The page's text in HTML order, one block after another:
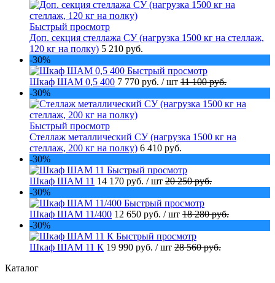
Быстрый просмотр
Доп. секция стеллажа СУ (нагрузка 1500 кг на стеллаж,
120 кг на полку) 5 210 руб.
-30%
Быстрый просмотр
Шкаф ШАМ 0,5 400 7 770 руб. / шт 11 100 руб.
-30%
Быстрый просмотр
Стеллаж металлический СУ (нагрузка 1500 кг на
стеллаж, 200 кг на полку) 6 410 руб.
-30%
Быстрый просмотр
Шкаф ШАМ 11 14 170 руб. / шт 20 250 руб.
-30%
Быстрый просмотр
Шкаф ШАМ 11/400 12 650 руб. / шт 18 280 руб.
-30%
Быстрый просмотр
Шкаф ШАМ 11 К 19 990 руб. / шт 28 560 руб.
Каталог